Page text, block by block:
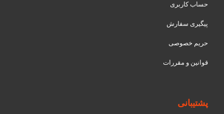
حساب کاربری
پیگیری سفارش
حریم خصوصی
قوانین و مقررات
پشتیبانی